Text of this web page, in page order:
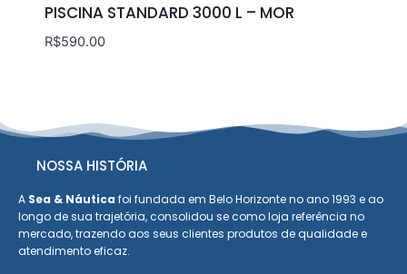
PISCINA STANDARD 3000 L – MOR
R$590.00
NOSSA HISTÓRIA
A Sea & Náutica foi fundada em Belo Horizonte no ano 1993 e ao
longo de sua trajetória, consolidou se como loja referência no
mercado, trazendo aos seus clientes produtos de qualidade e
atendimento eficaz.